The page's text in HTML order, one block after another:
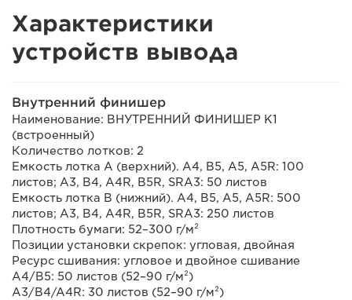
Характеристики
устройств вывода
Внутренний финишер
Наименование: ВНУТРЕННИЙ ФИНИШЕР K1
(встроенный)
Количество лотков: 2
Емкость лотка A (верхний). A4, B5, A5, A5R: 100
листов; A3, B4, A4R, B5R, SRA3: 50 листов
Емкость лотка B (нижний). A4, B5, A5, A5R: 500
листов; A3, B4, A4R, B5R, SRA3: 250 листов
Плотность бумаги: 52–300 г/м²
Позиции установки скрепок: угловая, двойная
Ресурс сшивания: угловое и двойное сшивание
A4/B5: 50 листов (52–90 г/м²)
A3/B4/A4R: 30 листов (52–90 г/м²)